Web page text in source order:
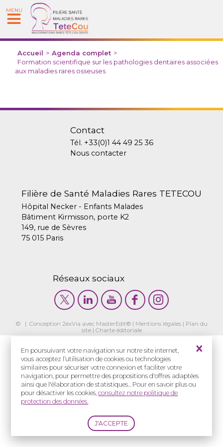
En poursuivant votre navigation sur notre site internet,
vous acceptez l’utilisation de cookies ou technologies
similaires pour sécuriser votre connexion et faciliter votre
navigation, pour permettre des propositions d'offres adaptées
ainsi que l'élaboration de statistiques... Pour en savoir plus ou
pour désactiver les cookies,consultez notre politique de
protection des données.
MENU
Accueil > Agenda complet >
Formation scientifique sur les pathologies dentaires associées
aux maladies rares osseuses
Contact
Tél. +33(0)1 44 49 25 36
Nous contacter
Filière de Santé Maladies Rares TETECOU
Hôpital Necker - Enfants Malades
Bâtiment Kirmisson, porte K2
149, rue de Sèvres
75 015 Paris
Réseaux sociaux
© | Conception 2exVia avec MasterEdit® | Mentions légales| Plan du
site| Charte éditoriale